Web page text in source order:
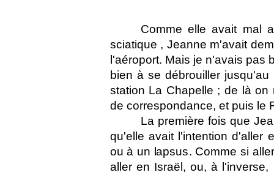
Comme elle avait mal
sciatique , Jeanne m'avait
l'aéroport. Mais je n'avais pas
bien à se débrouiller
station La Chapelle ; de là
de correspondance, et puis le
La première fois que
qu'elle avait l'intention d'aller
ou à un lapsus. Comme si
aller en Israël, ou, à